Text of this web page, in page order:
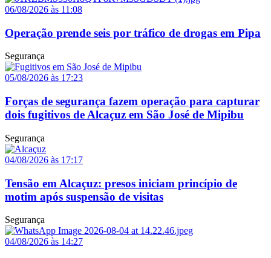
06/08/2026 às 11:08
Operação prende seis por tráfico de drogas em Pipa
Segurança
05/08/2026 às 17:23
Forças de segurança fazem operação para capturar
dois fugitivos de Alcaçuz em São José de Mipibu
Segurança
04/08/2026 às 17:17
Tensão em Alcaçuz: presos iniciam princípio de
motim após suspensão de visitas
Segurança
04/08/2026 às 14:27